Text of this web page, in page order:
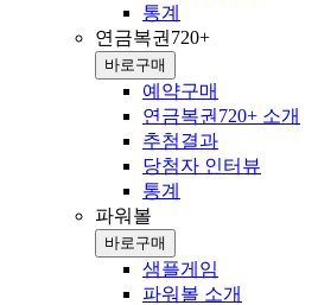
통계
연금복권720+
바로구매
예약구매
연금복권720+ 소개
추첨결과
당첨자 인터뷰
통계
파워볼
바로구매
샘플게임
파워볼 소개